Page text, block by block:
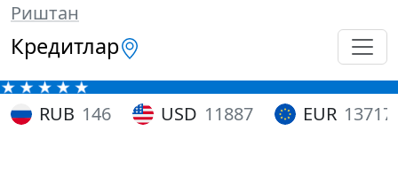
Риштан
Кредитлар
RUB 146 USD 11887 EUR 13717